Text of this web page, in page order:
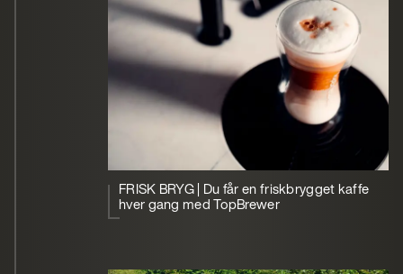
FRISK BRYG | Du får en friskbrygget kaffe
hver gang med TopBrewer